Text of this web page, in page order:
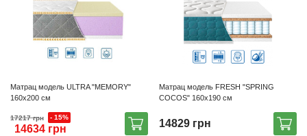
Матрац модель ULTRA "MEMORY"
160х200 см
17217 грн - 15%
14634 грн
Матрац модель FRESH "SPRING
COCOS" 160х190 см
14829 грн